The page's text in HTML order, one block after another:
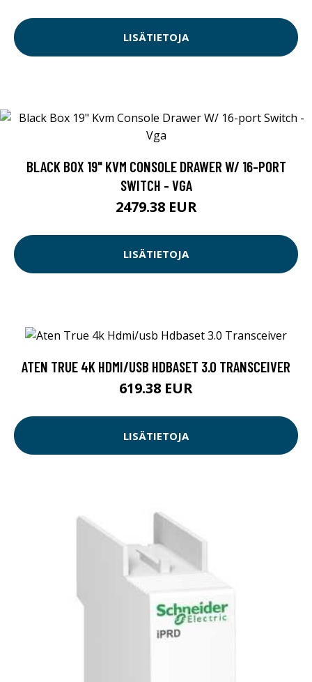
LISÄTIETOJA
BLACK BOX 19" KVM CONSOLE DRAWER W/ 16-PORT
SWITCH - VGA
2479.38 EUR
LISÄTIETOJA
ATEN TRUE 4K HDMI/USB HDBASET 3.0 TRANSCEIVER
619.38 EUR
LISÄTIETOJA